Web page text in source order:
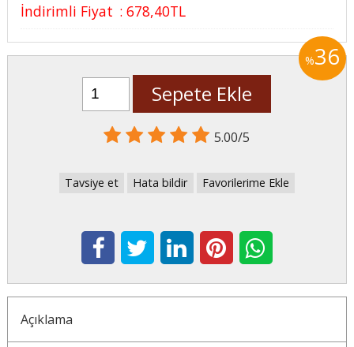
İndirimli Fiyat : 678,40TL
%36
Sepete Ekle
5.00/5
Tavsiye et Hata bildir Favorilerime Ekle
Açıklama